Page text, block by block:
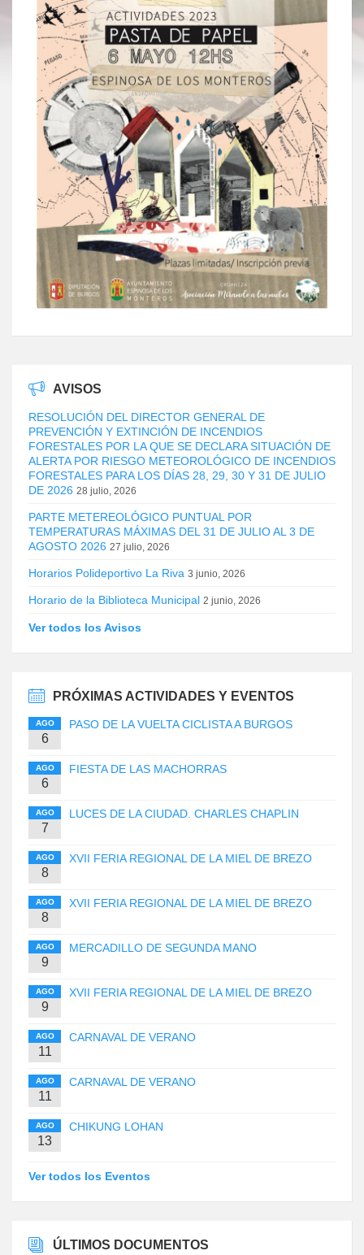
AVISOS
RESOLUCIÓN DEL DIRECTOR GENERAL DE
PREVENCIÓN Y EXTINCIÓN DE INCENDIOS
FORESTALES POR LA QUE SE DECLARA SITUACIÓN DE
ALERTA POR RIESGO METEOROLÓGICO DE INCENDIOS
FORESTALES PARA LOS DÍAS 28, 29, 30 Y 31 DE JULIO
DE 2026 28 julio, 2026
PARTE METEREOLÓGICO PUNTUAL POR
TEMPERATURAS MÁXIMAS DEL 31 DE JULIO AL 3 DE
AGOSTO 2026 27 julio, 2026
Horarios Polideportivo La Riva 3 junio, 2026
Horario de la Biblioteca Municipal 2 junio, 2026
Ver todos los Avisos
PRÓXIMAS ACTIVIDADES Y EVENTOS
AGO
6
PASO DE LA VUELTA CICLISTA A BURGOS
AGO
6
FIESTA DE LAS MACHORRAS
AGO
7
LUCES DE LA CIUDAD. CHARLES CHAPLIN
AGO
8
XVII FERIA REGIONAL DE LA MIEL DE BREZO
AGO
8
XVII FERIA REGIONAL DE LA MIEL DE BREZO
AGO
9
MERCADILLO DE SEGUNDA MANO
AGO
9
XVII FERIA REGIONAL DE LA MIEL DE BREZO
AGO
11
CARNAVAL DE VERANO
AGO
11
CARNAVAL DE VERANO
AGO
13
CHIKUNG LOHAN
Ver todos los Eventos
ÚLTIMOS DOCUMENTOS